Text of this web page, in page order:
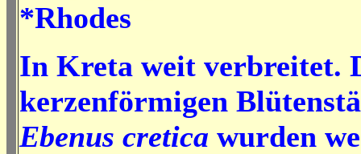
*Rhodes
In Kreta weit verbreitet.
kerzenförmigen
Ebenus cretica wurden